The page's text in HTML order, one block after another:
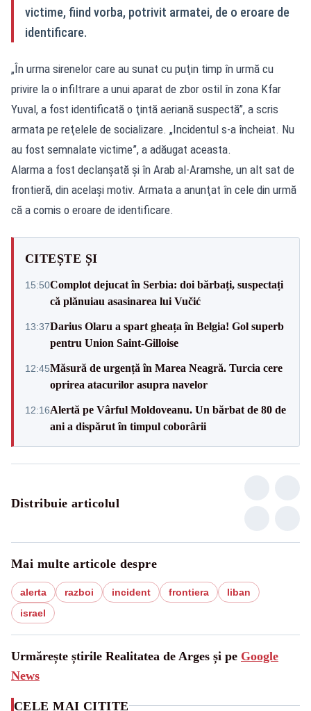
victime, fiind vorba, potrivit armatei, de o eroare de
identificare.
„În urma sirenelor care au sunat cu puţin timp în urmă cu
privire la o infiltrare a unui aparat de zbor ostil în zona Kfar
Yuval, a fost identificată o ţintă aeriană suspectă”, a scris
armata pe reţelele de socializare. „Incidentul s-a încheiat. Nu
au fost semnalate victime”, a adăugat aceasta.
Alarma a fost declanşată şi în Arab al-Aramshe, un alt sat de
frontieră, din acelaşi motiv. Armata a anunţat în cele din urmă
că a comis o eroare de identificare.
CITEȘTE ȘI
15:50Complot dejucat în Serbia: doi bărbați, suspectați
că plănuiau asasinarea lui Vučić
13:37Darius Olaru a spart gheața în Belgia! Gol superb
pentru Union Saint-Gilloise
12:45Măsură de urgență în Marea Neagră. Turcia cere
oprirea atacurilor asupra navelor
12:16Alertă pe Vârful Moldoveanu. Un bărbat de 80 de
ani a dispărut în timpul coborârii
Distribuie articolul
Mai multe articole despre
alerta razboi incident frontiera
liban
israel
Urmărește știrile Realitatea de Arges și pe Google
News
CELE MAI CITITE